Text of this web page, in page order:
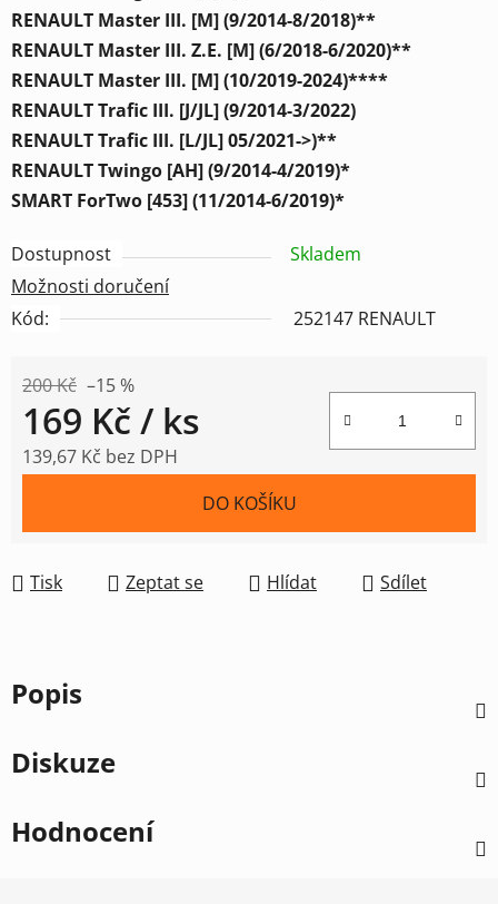
RENAULT Master III. [M] (9/2014-8/2018)**
RENAULT Master III. Z.E. [M] (6/2018-6/2020)**
RENAULT Master III. [M] (10/2019-2024)****
RENAULT Trafic III. [J/JL] (9/2014-3/2022)
RENAULT Trafic III. [L/JL] 05/2021->)**
RENAULT Twingo [AH] (9/2014-4/2019)*
SMART ForTwo [453] (11/2014-6/2019)*
Dostupnost
Skladem
Možnosti doručení
Kód:
252147 RENAULT
200 Kč –15 %
169 Kč / ks
139,67 Kč bez DPH
DO KOŠÍKU
Tisk Zeptat se Hlídat Sdílet
Popis
Diskuze
Hodnocení